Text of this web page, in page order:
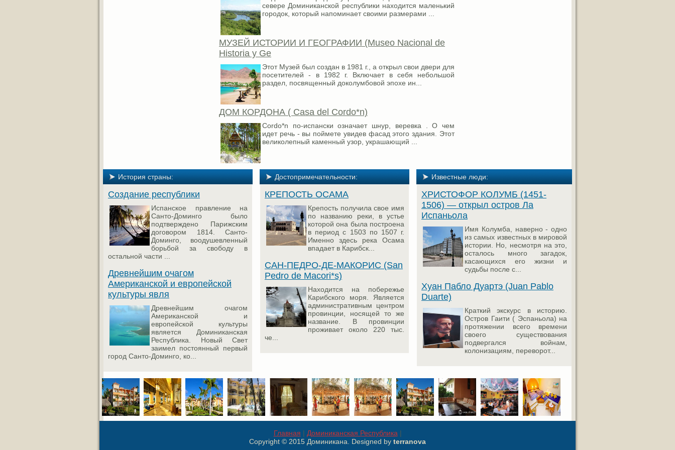
севере Доминиканской республики находится маленький
городок, который напоминает своими размерами ...
МУЗЕЙ ИСТОРИИ И ГЕОГРАФИИ (Museo Nacional de
Historia y Ge
Этот Музей был создан в 1981 г., а открыл свои двери для
посетителей - в 1982 г. Включает в себя небольшой
раздел, посвященный доколумбовой эпохе ин...
ДОМ КОРДОНА ( Casa del Cordo*n)
Cordo*n по-испански означает шнур, веревка . О чем
идет речь - вы поймете увидев фасад этого здания. Этот
великолепный каменный узор, украшающий ...
История страны:
Создание республики
Испанское правление на
Санто-Доминго было
подтверждено Парижским
договором 1814. Санто-
Доминго, воодушевленный
борьбой за свободу в
остальной части ...
Древнейшим очагом
Американской и европейской
культуры явля
Древнейшим очагом
Американской и
европейской культуры
является Доминиканская
Республика. Новый Свет
заимел постоянный первый
город Санто-Доминго, ко...
Достопримечательности:
КРЕПОСТЬ ОСАМА
Крепость получила свое имя
по названию реки, в устье
которой она была построена
в период с 1503 по 1507 г.
Именно здесь река Осама
впадает в Карибск...
САН-ПЕДРО-ДЕ-МАКОРИС (San
Pedro de Macori*s)
Находится на побережье
Карибского моря. Является
административным центром
провинции, носящей то же
название. В провинции
проживает около 220 тыс.
че...
Известные люди:
ХРИСТОФОР КОЛУМБ (1451-
1506) — открыл остров Ла
Испаньола
Имя Колумба, наверно - одно
из самых известных в мировой
истории. Но, несмотря на это,
осталось много загадок,
касающихся его жизни и
судьбы после с...
Хуан Пабло Дуартэ (Juan Pablo
Duarte)
Краткий экскурс в историю.
Остров Гаити ( Эспаньола) на
протяжении всего времени
своего существования
подвергался войнам,
колонизациям, переворот...
Главная | Доминиканская Республика |
Copyright © 2015 Доминикана. Designed by terranova